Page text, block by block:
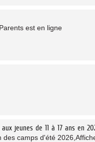
est en ligne
jeunes de 11 à 17 ans en
des camps d'été